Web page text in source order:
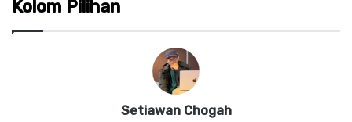
Kolom Pilihan
Setiawan Chogah